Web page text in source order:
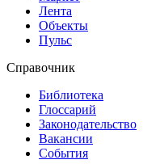
Лента
Объекты
Пульс
Справочник
Библиотека
Глоссарий
Законодательство
Вакансии
События